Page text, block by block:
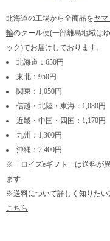
北海道の工場から全商品をヤマ
輸のクール便(一部離島地域は
ック)でお届けしております。
北海道：650円
東北：950円
関東：1,050円
信越・北陸・東海：1,080円
近畿・中国・四国：1,170円
九州：1,300円
沖縄：2,400円
※「ロイズeギフト」は送料が
ます
※送料について詳しく知りたい
こちら